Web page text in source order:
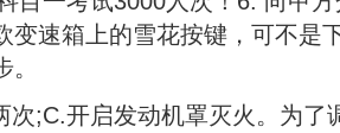
变速箱上的雪花按键，可不是
次;C.开启发动机罩灭火。为了